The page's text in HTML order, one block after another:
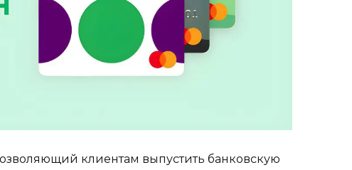
клиентам выпустить банковскую